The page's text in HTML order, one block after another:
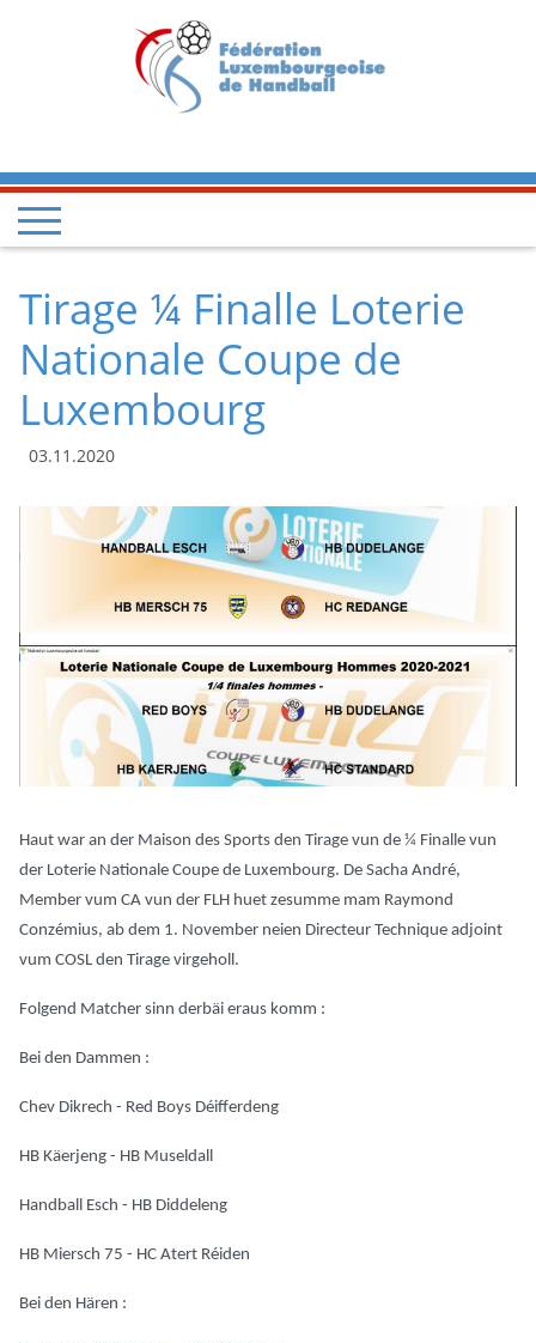
Tirage ¼ Finalle Loterie
Nationale Coupe de
Luxembourg
03.11.2020
Haut war an der Maison des Sports den Tirage vun de ¼ Finalle vun
der Loterie Nationale Coupe de Luxembourg. De Sacha André,
Member vum CA vun der FLH huet zesumme mam Raymond
Conzémius, ab dem 1. November neien Directeur Technique adjoint
vum COSL den Tirage virgeholl.
Folgend Matcher sinn derbäi eraus komm :
Bei den Dammen :
Chev Dikrech - Red Boys Déifferdeng
HB Käerjeng - HB Museldall
Handball Esch - HB Diddeleng
HB Miersch 75 - HC Atert Réiden
Bei den Hären :